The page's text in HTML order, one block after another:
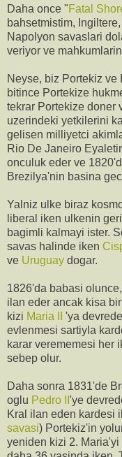
Daha once "Fatal
bahsetmistim,
Napolyon savaslari
veriyor ve
Neyse, biz Portekiz
bitince Portekize
tekrar Portekize doner
uzerindeki yetkilerini
gelisen milliyetci
Rio De Janeiro
onculuk eder ve
Brezilya'nin basina
Yalniz ulke biraz
liberal iken ulkenin
bagimli kalmayi ister.
savas halinde iken
ve Uruguay dogar.
1826'da babasi
ilan eder ancak kisa
kizi Maria II
'ya
evlenmesi sartiyla
karar verememesi her
sebep olur.
Daha sonra 1831'de
oglu Pedro II 'ye
Kral ilan eden kardesi
savasi) Portekiz'in
yeniden kizi 2.